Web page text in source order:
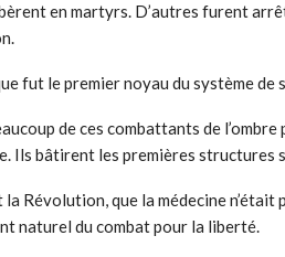
en martyrs. D’autres furent
fut le premier noyau du système de
de ces combattants de
Ils bâtirent les premières structures
Révolution, que la médecine
naturel du combat pour la liberté.